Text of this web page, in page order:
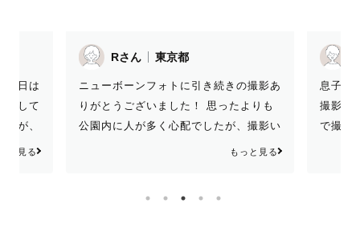
撮影あ
りも
影い
石でし
と見る
T.Mさん 東京都
息子のハーフバースデーフォトを自宅で
撮影していただきました。 事前の連絡
で撮影に適した部屋についてご相談いた
だき、スムーズに準備ができて助かりま
もっと見る
撮影本
な感覚
たので